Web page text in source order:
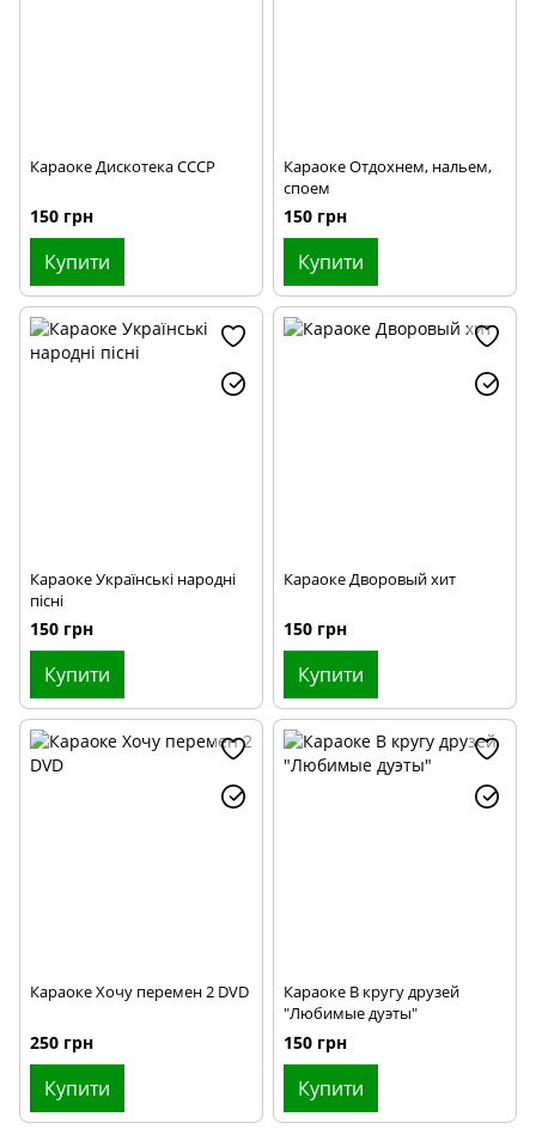
Караоке Дискотека СССР
150 грн
Купити
Караоке Отдохнем, нальем,
споем
150 грн
Купити
Караоке Українські народні
пісні
150 грн
Купити
Караоке Дворовый хит
150 грн
Купити
Караоке Хочу перемен 2 DVD
250 грн
Купити
Караоке В кругу друзей
"Любимые дуэты"
150 грн
Купити